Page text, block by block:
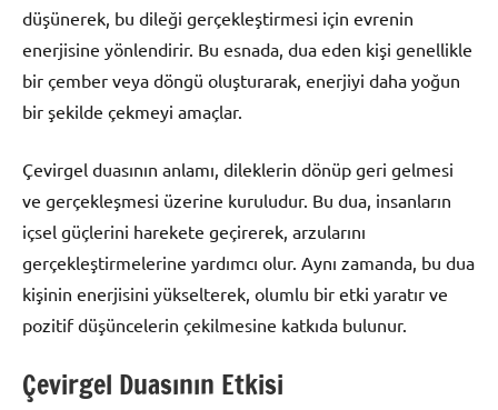
düşünerek, bu dileği gerçekleştirmesi için evrenin
enerjisine yönlendirir. Bu esnada, dua eden kişi genellikle
bir çember veya döngü oluşturarak, enerjiyi daha yoğun
bir şekilde çekmeyi amaçlar.
Çevirgel duasının anlamı, dileklerin dönüp geri gelmesi
ve gerçekleşmesi üzerine kuruludur. Bu dua, insanların
içsel güçlerini harekete geçirerek, arzularını
gerçekleştirmelerine yardımcı olur. Aynı zamanda, bu dua
kişinin enerjisini yükselterek, olumlu bir etki yaratır ve
pozitif düşüncelerin çekilmesine katkıda bulunur.
Çevirgel Duasının Etkisi